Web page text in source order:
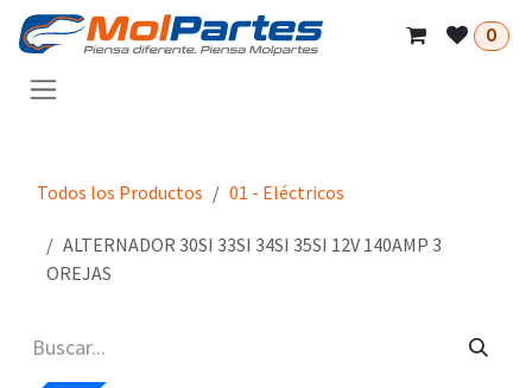
Ir al contenido
0
Todos los Productos 01 - Eléctricos
ALTERNADOR 30SI 33SI 34SI 35SI 12V 140AMP 3
OREJAS